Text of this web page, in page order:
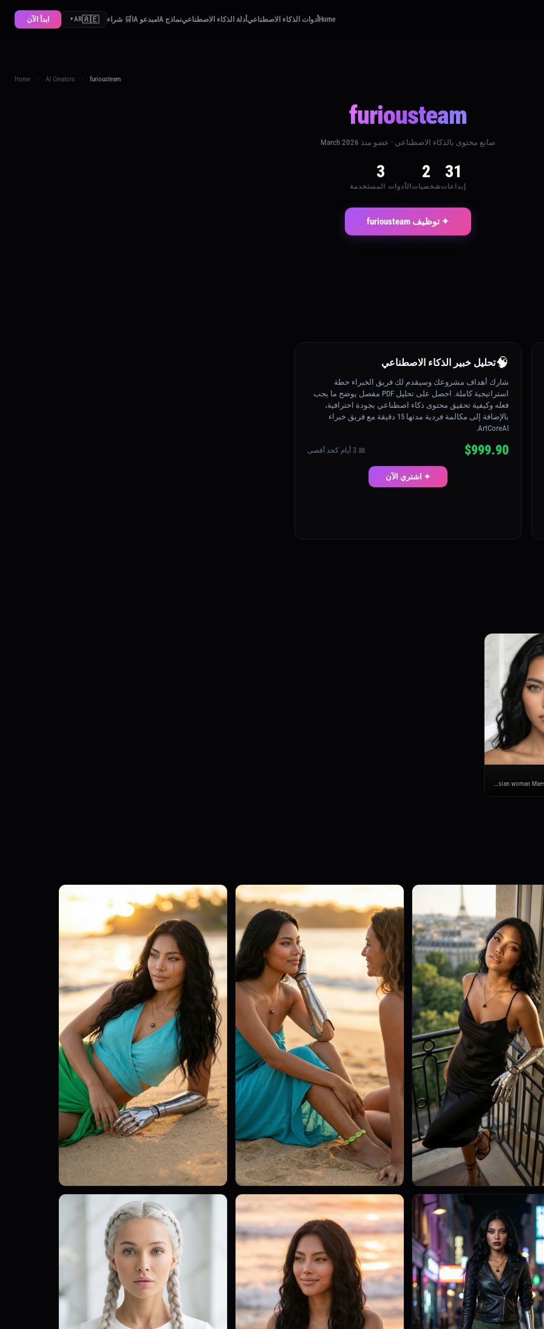
Homeأدوات الذكاء الاصطناعيأدلة الذكاء الاصطناعينماذج IA مبدعو IA 🛒 شراء 🇦🇪
AR
▼ ابدأ الآن
Home › AI Creators › furiousteam
furiousteam
صانع محتوى بالذكاء الاصطناعي · عضو منذ March 2026
31
إبداعات
2
شخصيات
3
الأدوات المستخدمة
✦ توظيف furiousteam
🧠تحليل خبير الذكاء الاصطناعي
شارك أهداف مشروعك وسيقدم لك فريق الخبراء خطة
استراتيجية كاملة. احصل على تحليل PDF مفصل يوضح ما يجب
فعله وكيفية تحقيق محتوى ذكاء اصطناعي بجودة احترافية،
بالإضافة إلى مكالمة فردية مدتها 15 دقيقة مع فريق خبراء
ArtCoreAI.
$999.90 📅 3 أيام كحد أقصى
✦ اشتري الآن
stunning young Polynesian woman Maeva Verte: matte skin, lon